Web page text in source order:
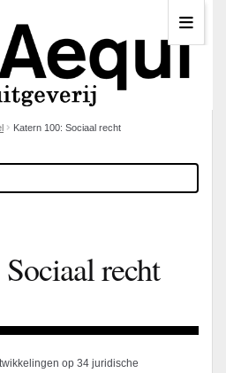
Katern 100: Sociaal recht
recht
op 34 juridische